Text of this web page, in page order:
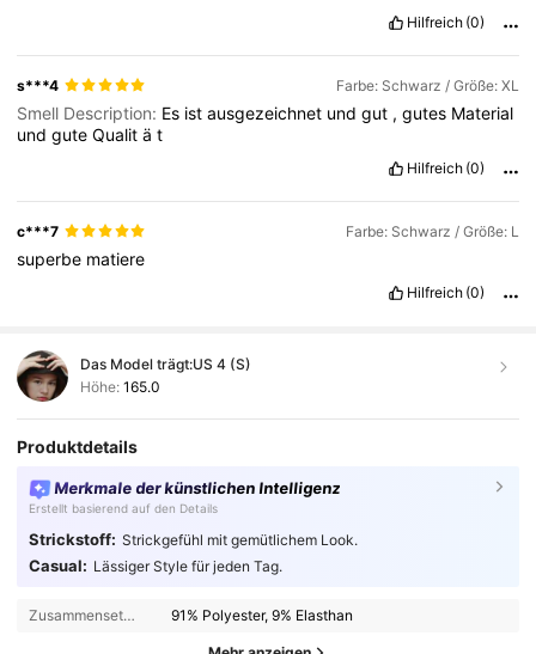
Hilfreich (0)
s***4 Farbe: Schwarz / Größe: XL
Smell Description: Es istausgezeichnet undgut ,gutes Material
undguteQualität
Hilfreich (0)
c***7 Farbe: Schwarz / Größe: L
superbe matiere
Hilfreich (0)
Das Model trägt:US 4 (S)
Höhe: 165.0
Produktdetails
Merkmale der künstlichen Intelligenz
Erstellt basierend auf den Details
Strickstoff: Strickgefühl mit gemütlichem Look.
Casual: Lässiger Style für jeden Tag.
Zusammensetzung: 91% Polyester, 9% Elasthan